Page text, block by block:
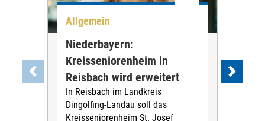
Allgemein
Niederbayern:
Kreisseniorenheim in
Reisbach wird erweitert
In Reisbach im Landkreis
Dingolfing-Landau soll das
Kreisseniorenheim St. Josef